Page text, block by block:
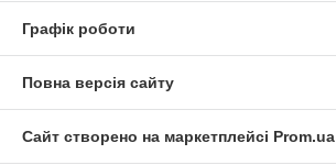
Графік роботи
Повна версія сайту
Сайт створено на маркетплейсі Prom.ua